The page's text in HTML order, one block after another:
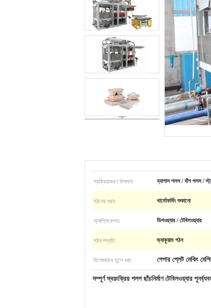
প্রক্রিয়াকরণ উপাদান: ব্যাগাস পলস / বাঁশ পলস /
গঠনের ধরন: থার্মোফর্মিং শুকানো
অ্যাপ্লিকেশন: ডিশওয়্যার / টেবিলওয়্যার
গঠন পদ্ধতি: ভ্যাকুয়াম গঠন
বিশেষভাবে তুলে ধরা: পেপার প্লেট মেকিং
সম্পূর্ণ স্বয়ংক্রিয় পলপ ছাঁচনির্মাণ টেবিলওয়্যার